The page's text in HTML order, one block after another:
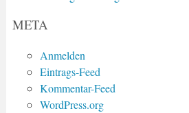
META
Anmelden
Eintrags-Feed
Kommentar-Feed
WordPress.org